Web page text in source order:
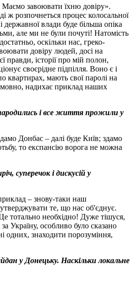
завоювати їхню довіру».
ж розпочнеться процес колосальної
влади буде більша опіка
але ми не були почуті! Натомість
оскільки нас, греко-
довіру людей, досі на
правди, історії про мій полон,
своєрідне підпілля. Воно є і
квартирах, мають свої паролі на
надихає приклад наших
і все життя прожили у
Донбас – далі буде Київ; здамо
то експансію ворога не можна
суперечок і дискусій у
– знову-таки наш
те, що нас об'єднує.
тотально необхідно! Дуже тішуся,
Україну, особливо було сказано
одних, знаходити порозуміння,
у Донецьку. Наскільки локальне